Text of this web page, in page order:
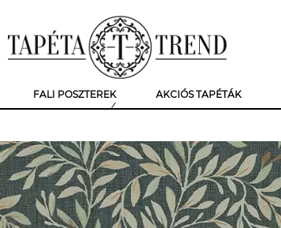
FALI POSZTEREK AKCIÓS TAPÉTÁK